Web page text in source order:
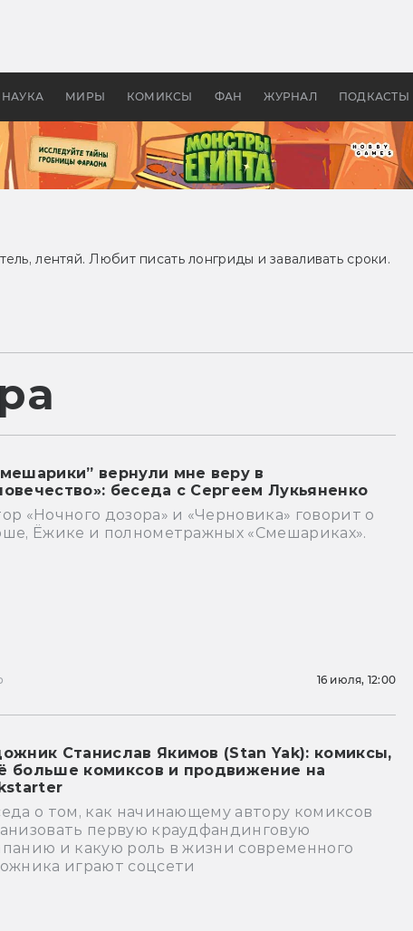
НАУКА МИРЫ КОМИКСЫ ФАН ЖУРНАЛ ПОДКАСТЫ
в России —
бы «Властелина колец»
лентяй. Любит писать лонгриды и заваливать сроки.
вернули мне веру в
беседа с Сергеем Лукьяненко
«Ночного дозора» и «Черновика» говорит о
Ёжике и полнометражных «Смешариках».
16 июля, 12:00
Станислав Якимов (Stan Yak): комиксы,
больше комиксов и продвижение на
о том, как начинающему автору комиксов
первую краудфандинговую
и какую роль в жизни современного
играют соцсети